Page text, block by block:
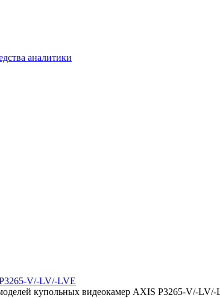
аналитики
V/-LV/-LVE
купольных видеокамер AXIS P3265-V/-